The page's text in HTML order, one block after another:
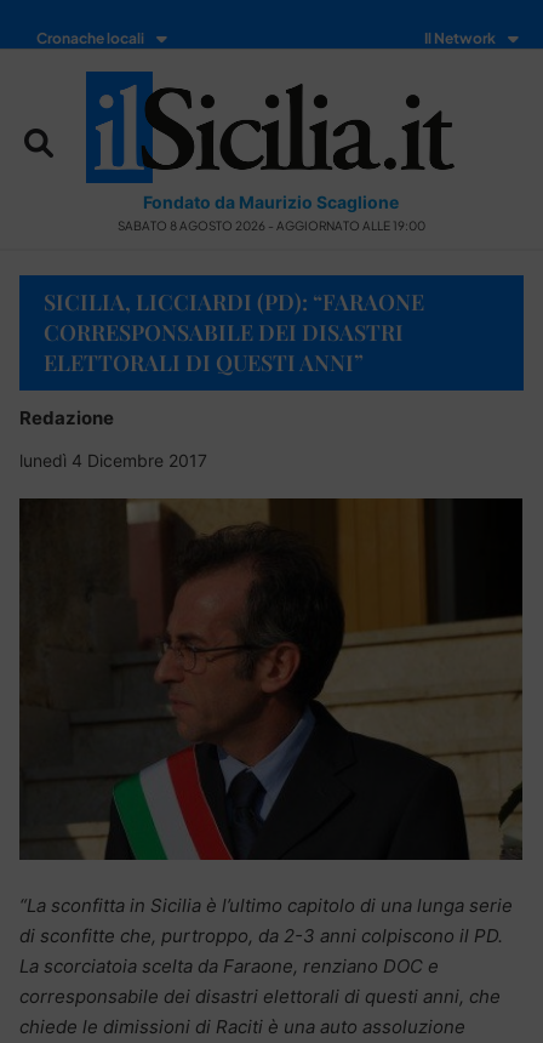
Cronache locali Il Network
Fondato da Maurizio Scaglione
SABATO 8 AGOSTO 2026 - AGGIORNATO ALLE 19:00
SICILIA, LICCIARDI (PD): “FARAONE
CORRESPONSABILE DEI DISASTRI
ELETTORALI DI QUESTI ANNI”
Redazione
lunedì 4 Dicembre 2017
“La sconfitta in Sicilia è l’ultimo capitolo di una lunga serie
di sconfitte che, purtroppo, da 2-3 anni colpiscono il PD.
La scorciatoia scelta da Faraone, renziano DOC e
corresponsabile dei disastri elettorali di questi anni, che
chiede le dimissioni di Raciti è una auto assoluzione